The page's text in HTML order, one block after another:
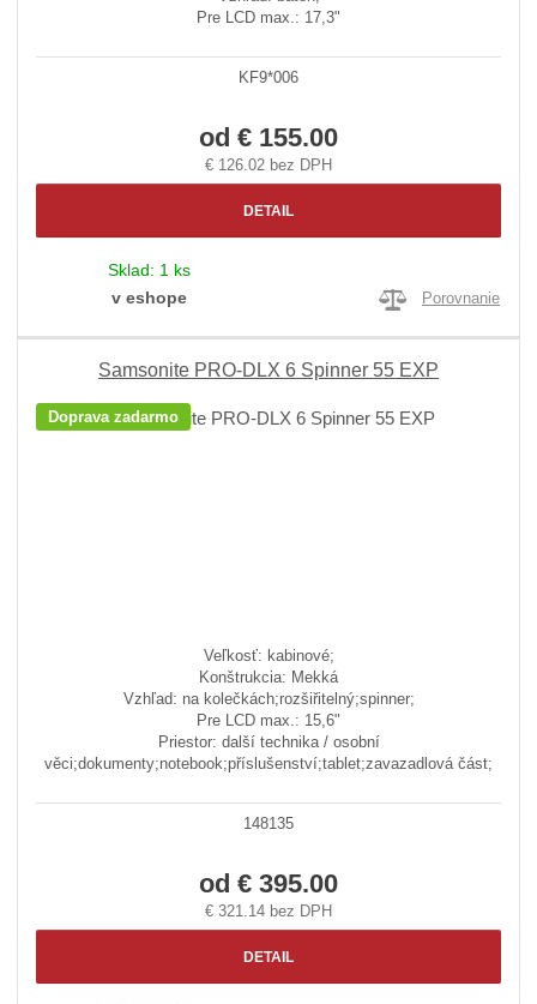
Pre LCD max.: 17,3"
KF9*006
od € 155.00
€ 126.02 bez DPH
DETAIL
Sklad: 1 ks
v eshope
Porovnanie
Samsonite PRO-DLX 6 Spinner 55 EXP
Doprava zadarmo
Veľkosť: kabinové;
Konštrukcia: Mekká
Vzhľad: na kolečkách;rozšiřitelný;spinner;
Pre LCD max.: 15,6"
Priestor: další technika / osobní
věci;dokumenty;notebook;příslušenství;tablet;zavazadlová část;
148135
od € 395.00
€ 321.14 bez DPH
DETAIL